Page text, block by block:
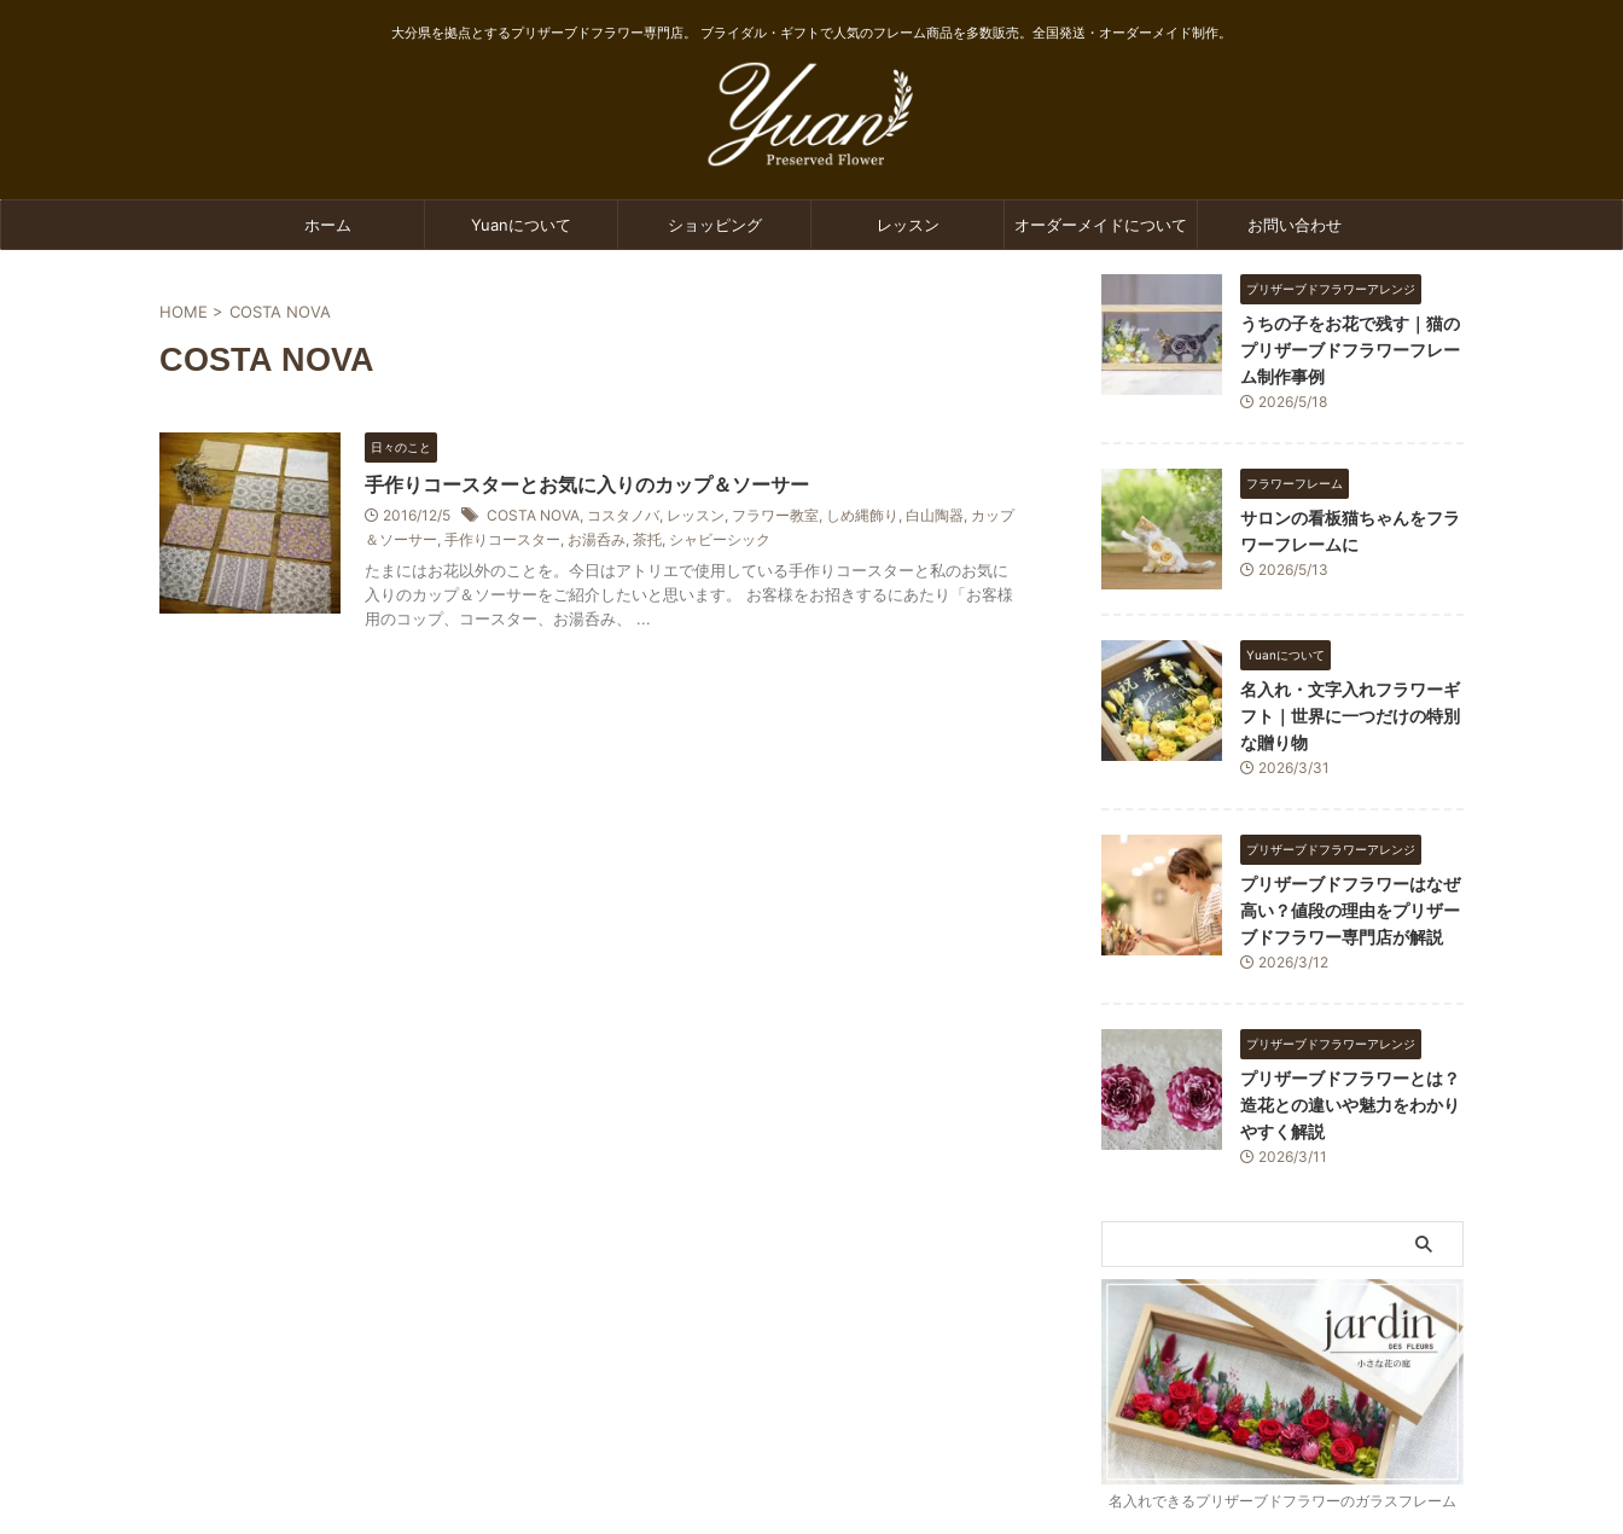
大分県を拠点とするプリザーブドフラワー専門店。 ブライダル・ギフトで人気のフレーム商品を多数販売。全国発送・オーダーメイド制作。
ホーム Yuanについて ショッピング レッスン オーダーメイドについて お問い合わせ
HOME > COSTA NOVA
COSTA NOVA
日々のこと
手作りコースターとお気に入りのカップ＆ソーサー
2016/12/5 COSTA NOVA コスタノバ レッスン フラワー教室 しめ縄飾り 白山陶器 カップ
＆ソーサー 手作りコースター お湯呑み 茶托 シャビーシック
たまにはお花以外のことを。今日はアトリエで使用している手作りコースターと私のお気に
入りのカップ＆ソーサーをご紹介したいと思います。 お客様をお招きするにあたり「お客様
用のコップ、コースター、お湯呑み、 ...
プリザーブドフラワーアレンジ
うちの子をお花で残す｜猫の
プリザーブドフラワーフレー
ム制作事例
2026/5/18
フラワーフレーム
サロンの看板猫ちゃんをフラ
ワーフレームに
2026/5/13
Yuanについて
名入れ・文字入れフラワーギ
フト｜世界に一つだけの特別
な贈り物
2026/3/31
プリザーブドフラワーアレンジ
プリザーブドフラワーはなぜ
高い？値段の理由をプリザー
ブドフラワー専門店が解説
2026/3/12
プリザーブドフラワーアレンジ
プリザーブドフラワーとは？
造花との違いや魅力をわかり
やすく解説
2026/3/11
名入れできるプリザーブドフラワーのガラスフレーム